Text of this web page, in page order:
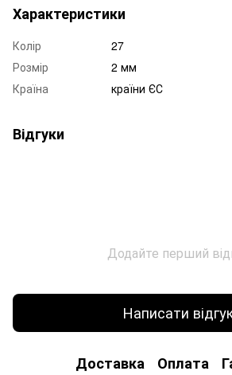
Характеристики
Колір
27
Розмір
2 мм
Країна
країни ЄС
Відгуки
Додайте перший
Написати
Доставка Оплата